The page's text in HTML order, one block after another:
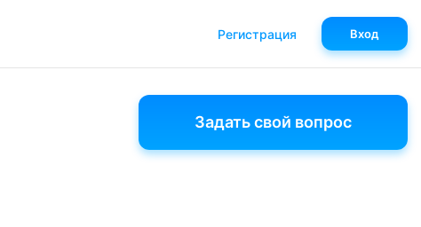
Задать свой вопрос
Регистрация Вход